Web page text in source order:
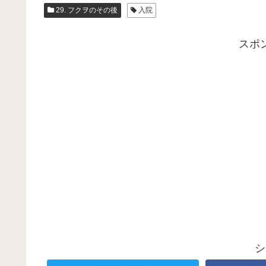
29. フクヲのその後 入院
スポ